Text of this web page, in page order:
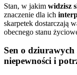
Stan, w jakim widzisz
znaczenie dla ich
skarpetek dostarczają
obecnego stanu
Sen o
niepewności i